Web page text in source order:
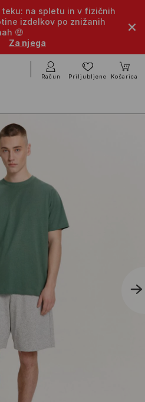
teku: na spletu in v fizičnih
izdelkov po znižanih
🤑
Za njega
Račun Priljubljene Košarica